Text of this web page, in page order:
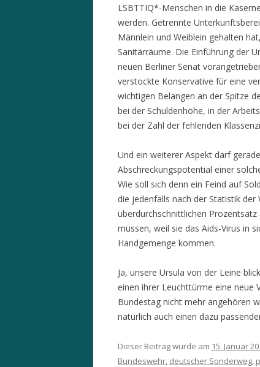
LSBTTIQ*-Menschen in die
werden. Getrennte
Männlein und Weiblein gehalten
Sanitärräume. Die Einführung der
neuen Berliner Senat
verstockte Konservative für eine
wichtigen Belangen an der Spitze
bei der Schuldenhöhe, in der
bei der Zahl der fehlenden
Und ein weiterer Aspekt darf
Abschreckungspotential einer
Wie soll sich denn ein Feind auf
die jedenfalls nach der Statistik
überdurchschnittlichen
müssen, weil sie das Aids-Virus in
Handgemenge kommen.
Ja, unsere Ursula von der Leine
einen ihrer Leuchttürme eine neue
Bundestag nicht mehr angehören
natürlich auch einen dazu
Dieser Beitrag wurde am 15. Januar
Bundeswehr, deutscher Sonderweg,